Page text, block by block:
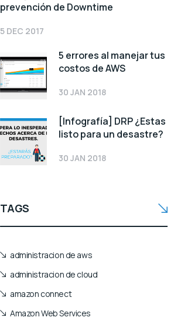
prevención de Downtime
5 DEC 2017
5 errores al manejar tus
costos de AWS
30 JAN 2018
[Infografía] DRP ¿Estas
listo para un desastre?
30 JAN 2018
TAGS
administracion de aws
administracion de cloud
amazon connect
Amazon Web Services